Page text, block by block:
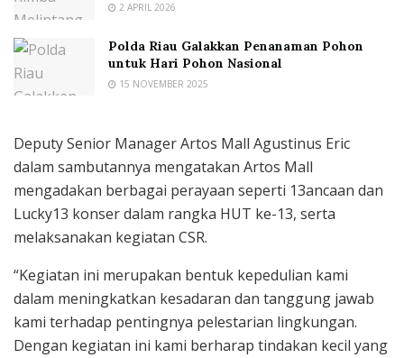
2 APRIL 2026
Polda Riau Galakkan Penanaman Pohon
untuk Hari Pohon Nasional
15 NOVEMBER 2025
Deputy Senior Manager Artos Mall Agustinus Eric
dalam sambutannya mengatakan Artos Mall
mengadakan berbagai perayaan seperti 13ancaan dan
Lucky13 konser dalam rangka HUT ke-13, serta
melaksanakan kegiatan CSR.
“Kegiatan ini merupakan bentuk kepedulian kami
dalam meningkatkan kesadaran dan tanggung jawab
kami terhadap pentingnya pelestarian lingkungan.
Dengan kegiatan ini kami berharap tindakan kecil yang